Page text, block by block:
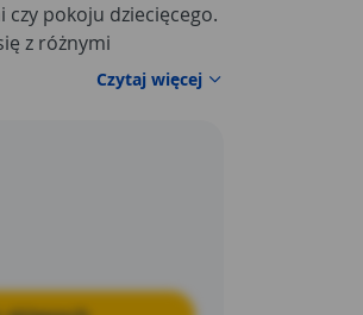
pokoju dziecięcego.
z różnymi
delikatności. Koc
Czytaj więcej